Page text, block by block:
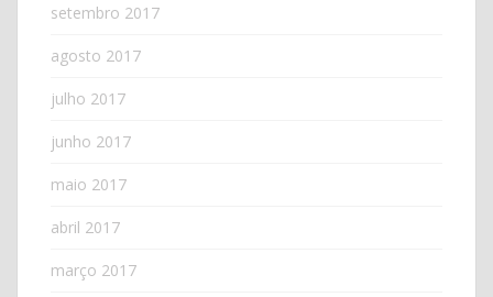
setembro 2017
agosto 2017
julho 2017
junho 2017
maio 2017
abril 2017
março 2017